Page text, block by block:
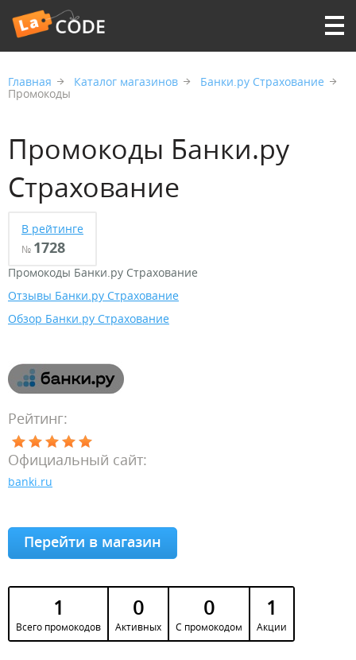
Главная Каталог магазинов Банки.ру Страхование
Промокоды
Промокоды Банки.ру
Страхование
В рейтинге
№ 1728
Промокоды Банки.ру Страхование
Отзывы Банки.ру Страхование
Обзор Банки.ру Страхование
Рейтинг:
Официальный сайт:
banki.ru
Перейти в магазин
1
Всего промокодов
0
Активных
0
С промокодом
1
Акции